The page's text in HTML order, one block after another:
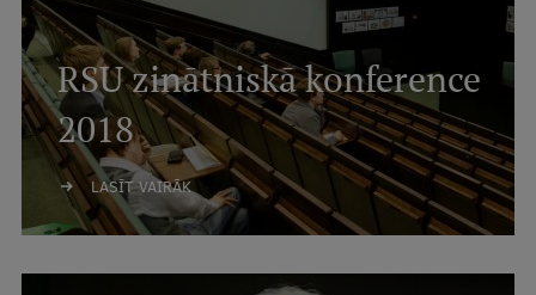
RSU zinātniskā konference
2018
LASĪT VAIRĀK